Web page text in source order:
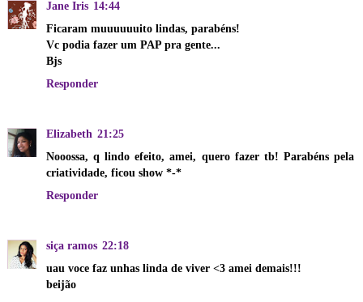
Jane Iris 14:44
Ficaram muuuuuuito lindas, parabéns!
Vc podia fazer um PAP pra gente...
Bjs
Responder
Elizabeth 21:25
Nooossa, q lindo efeito, amei, quero fazer tb! Parabéns pela
criatividade, ficou show *-*
Responder
siça ramos 22:18
uau voce faz unhas linda de viver <3 amei demais!!!
beijão